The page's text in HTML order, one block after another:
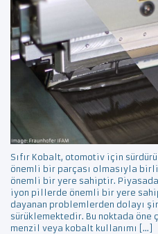
Sıfır Kobalt, otomotiv için
önemli bir parçası olmasıyla
önemli bir yere sahiptir.
iyon pillerde önemli bir yere
dayanan problemlerden dolayı
sürüklemektedir. Bu noktada öne
menzil veya kobalt kullanımı […]